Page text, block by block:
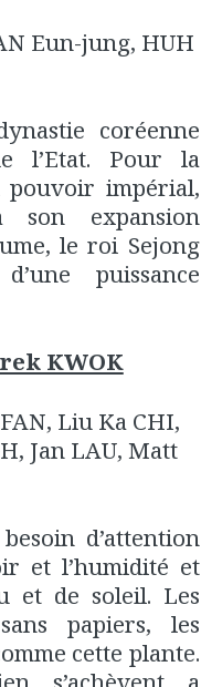
Eun-jung, HUH
coréenne
l’Etat. Pour la
pouvoir impérial,
son expansion
le roi Sejong
puissance
KWOK
Liu Ka CHI,
Jan LAU, Matt
d’attention
et l’humidité et
et de soleil. Les
papiers, les
cette plante.